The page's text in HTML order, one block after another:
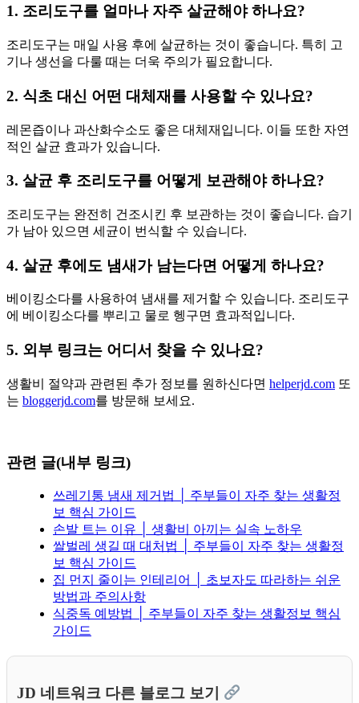
1. 조리도구를 얼마나 자주 살균해야 하나요?
조리도구는 매일 사용 후에 살균하는 것이 좋습니다. 특히 고
기나 생선을 다룰 때는 더욱 주의가 필요합니다.
2. 식초 대신 어떤 대체재를 사용할 수 있나요?
레몬즙이나 과산화수소도 좋은 대체재입니다. 이들 또한 자연
적인 살균 효과가 있습니다.
3. 살균 후 조리도구를 어떻게 보관해야 하나요?
조리도구는 완전히 건조시킨 후 보관하는 것이 좋습니다. 습기
가 남아 있으면 세균이 번식할 수 있습니다.
4. 살균 후에도 냄새가 남는다면 어떻게 하나요?
베이킹소다를 사용하여 냄새를 제거할 수 있습니다. 조리도구
에 베이킹소다를 뿌리고 물로 헹구면 효과적입니다.
5. 외부 링크는 어디서 찾을 수 있나요?
생활비 절약과 관련된 추가 정보를 원하신다면 helperjd.com 또
는 bloggerjd.com를 방문해 보세요.
관련 글(내부 링크)
쓰레기통 냄새 제거법 │ 주부들이 자주 찾는 생활정
보 핵심 가이드
손발 트는 이유 │ 생활비 아끼는 실속 노하우
쌀벌레 생길 때 대처법 │ 주부들이 자주 찾는 생활정
보 핵심 가이드
집 먼지 줄이는 인테리어 │ 초보자도 따라하는 쉬운
방법과 주의사항
식중독 예방법 │ 주부들이 자주 찾는 생활정보 핵심
가이드
JD 네트워크 다른 블로그 보기